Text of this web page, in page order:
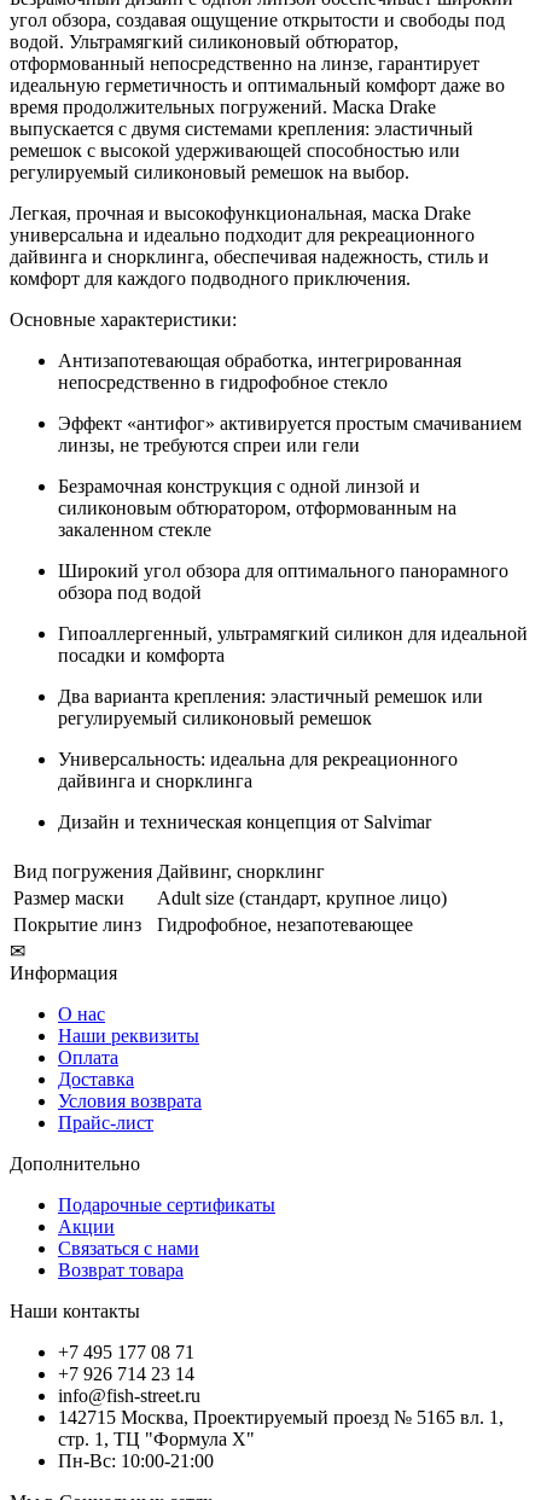
угол обзора, создавая ощущение открытости и свободы под
водой. Ультрамягкий силиконовый обтюратор,
отформованный непосредственно на линзе, гарантирует
идеальную герметичность и оптимальный комфорт даже во
время продолжительных погружений. Маска Drake
выпускается с двумя системами крепления: эластичный
ремешок с высокой удерживающей способностью или
регулируемый силиконовый ремешок на выбор.
Легкая, прочная и высокофункциональная, маска Drake
универсальна и идеально подходит для рекреационного
дайвинга и снорклинга, обеспечивая надежность, стиль и
комфорт для каждого подводного приключения.
Основные характеристики:
Антизапотевающая обработка, интегрированная
непосредственно в гидрофобное стекло
Эффект «антифог» активируется простым смачиванием
линзы, не требуются спреи или гели
Безрамочная конструкция с одной линзой и
силиконовым обтюратором, отформованным на
закаленном стекле
Широкий угол обзора для оптимального панорамного
обзора под водой
Гипоаллергенный, ультрамягкий силикон для идеальной
посадки и комфорта
Два варианта крепления: эластичный ремешок или
регулируемый силиконовый ремешок
Универсальность: идеальна для рекреационного
дайвинга и снорклинга
Дизайн и техническая концепция от Salvimar
Вид погружения Дайвинг, снорклинг
Размер маски
Adult size (стандарт, крупное лицо)
Покрытие линз
Гидрофобное, незапотевающее
✉
Информация
О нас
Наши реквизиты
Оплата
Доставка
Условия возврата
Прайс-лист
Дополнительно
Подарочные сертификаты
Акции
Связаться с нами
Возврат товара
Наши контакты
+7 495 177 08 71
+7 926 714 23 14
info@fish-street.ru
142715 Москва, Проектируемый проезд № 5165 вл. 1,
стр. 1, ТЦ "Формула X"
Пн-Вс: 10:00-21:00